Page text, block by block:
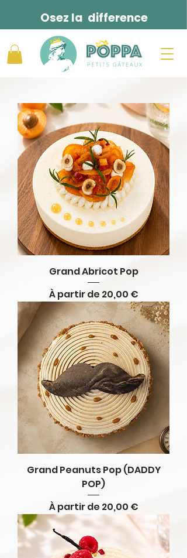
Osez la difference
Grand Abricot Pop
À partir de 20,00 €
Prix promotionnel
Grand Peanuts Pop (DADDY
POP)
À partir de 20,00 €
Prix promotionnel